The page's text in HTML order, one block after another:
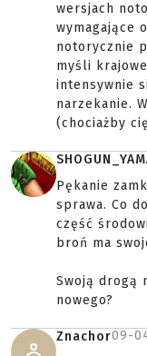
wersjach
wymagające
notorycznie
myśli
intensywnie
narzekanie.
(chociażby
Pękanie
sprawa. Co
część
broń ma
Swoją drogą
nowego?
Znachor09-